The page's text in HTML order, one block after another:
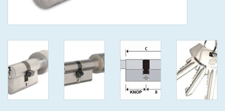
ANTIKERNTREK ZWART IN
VEILIGE SLEUTELS SKG***
ISEO F 6 EXTRA S
ANTIKERNTREK IN IEDERE
GEWENSTE MAAT MET